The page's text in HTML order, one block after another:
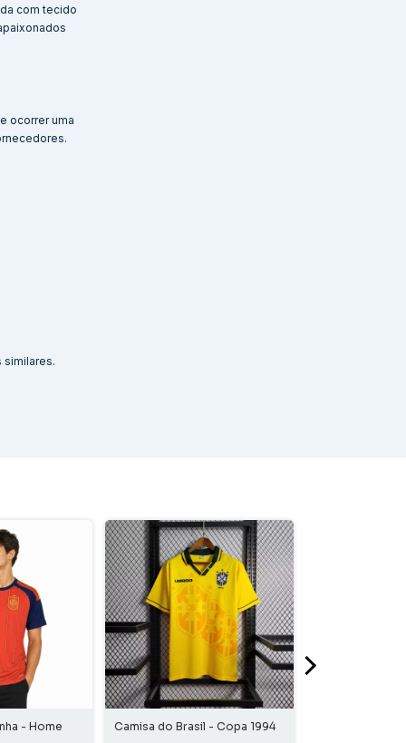
com tecido
ocorrer uma
similares.
- Home
Camisa do Brasil - Copa 1994